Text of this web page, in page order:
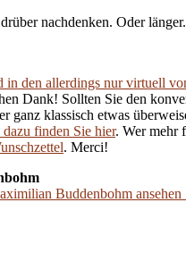
nachdenken. Oder länger.
in den allerdings nur virtuell
Dank! Sollten Sie den
ganz klassisch etwas
finden Sie hier. Wer mehr
. Merci!
Buddenbohm